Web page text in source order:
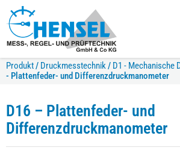
Produkt/ Druckmesstechnik/ D1 - Mechanische
- Plattenfeder- und Differenzdruckmanometer
D16 – Plattenfeder- und
Differenzdruckmanometer